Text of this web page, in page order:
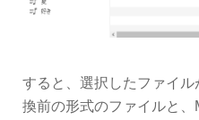
すると、選択したファイ
換前の形式のファイルと